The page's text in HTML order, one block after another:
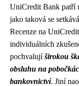
UniCredit Bank patří
jako taková se
Recenze na
individuálních
pochvalujíširokou
obsluhu na
bankovnictví. Jiní